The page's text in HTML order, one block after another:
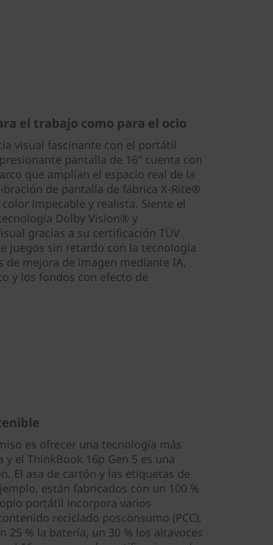
el trabajo como para el ocio
visual fascinante con el portátil
pantalla de 16″ cuenta con
que amplían el espacio real de la
de pantalla de fábrica X-Rite®
impecable y realista. Siente el
Dolby Vision® y
gracias a su certificación TÜV
juegos sin retardo con la tecnología
de mejora de imagen mediante IA,
y los fondos con efecto de
es ofrecer una tecnología más
el ThinkBook 16p Gen 5 es una
El asa de cartón y las etiquetas de
están fabricados con un 100 %
portátil incorpora varios
reciclado posconsumo (PCC),
25 % la batería, un 30 % los altavoces